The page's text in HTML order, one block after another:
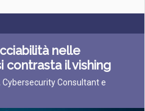
nelle
contrasta il vishing
Consultant e